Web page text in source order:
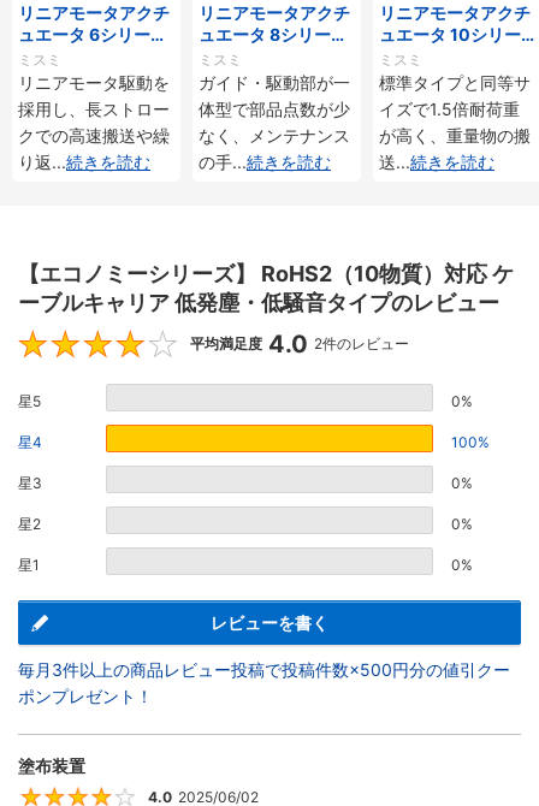
リニアモータアクチ
ュエータ 6シリーズ
標準タイプ インクリ
メンタル・アブソリ
ュート仕様
ミスミ
リニアモータ駆動を
採用し、長ストロー
クでの高速搬送や繰
り返...続きを読む
リニアモータアクチ
ュエータ 8シリーズ
標準タイプ インクリ
メンタル・アブソリ
ュート仕様
ミスミ
ガイド・駆動部が一
体型で部品点数が少
なく、メンテナンス
の手...続きを読む
リニアモータアクチ
ュエータ 10シリー
ズ 標準タイプ 重荷
重 インクリメンタ
ル・アブソリュート
仕様
ミスミ
標準タイプと同等サ
イズで1.5倍耐荷重
が高く、重量物の搬
送...続きを読む
【エコノミーシリーズ】 RoHS2（10物質）対応 ケ
ーブルキャリア 低発塵・低騒音タイプのレビュー
4
平均満足度 4.0 2件のレビュー
星5 0%
星4 100%
星3 0%
星2 0%
星1 0%
レビューを書く
毎月3件以上の商品レビュー投稿で投稿件数×500円分の値引クー
ポンプレゼント！
塗布装置
4
4.0 2025/06/02